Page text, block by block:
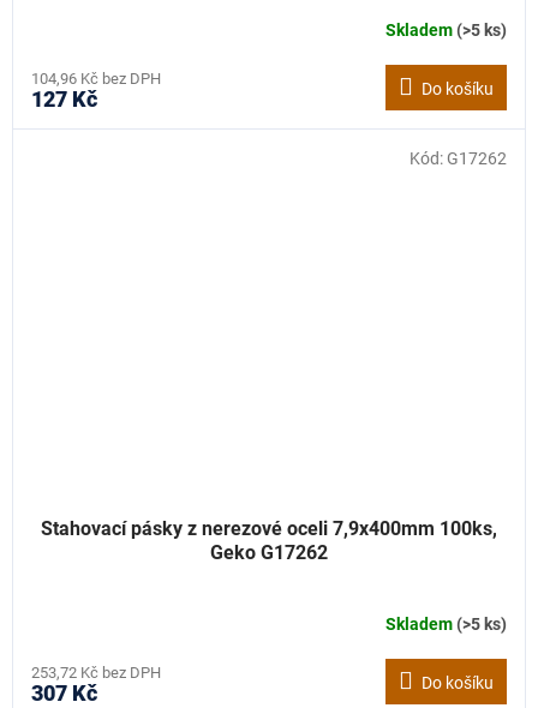
Skladem(>5 ks)
104,96 Kč bez DPH
127 Kč Do košíku
Stahovací pásky z nerezové oceli 7,9x400mm 100ks,
Geko G17262
Skladem(>5 ks)
253,72 Kč bez DPH
307 Kč Do košíku
Kód: G17262